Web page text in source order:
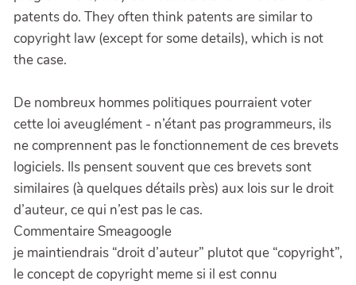
patents do. They often think patents are similar to
copyright law (except for some details), which is not
the case.
De nombreux hommes politiques pourraient voter
cette loi aveuglément - n’étant pas programmeurs, ils
ne comprennent pas le fonctionnement de ces brevets
logiciels. Ils pensent souvent que ces brevets sont
similaires (à quelques détails près) aux lois sur le droit
d’auteur, ce qui n’est pas le cas.
Commentaire Smeagoogle
je maintiendrais “droit d’auteur” plutot que “copyright”,
le concept de copyright meme si il est connu